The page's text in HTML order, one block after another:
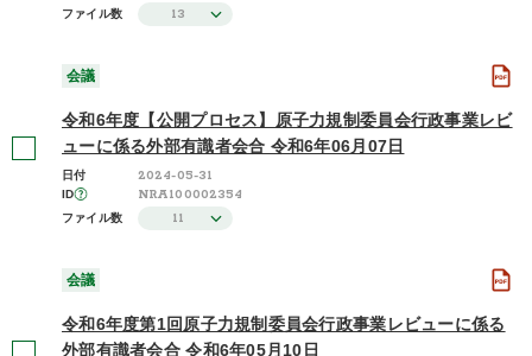
ファイル数 13
会議
令和6年度【公開プロセス】原子力規制委員会行政事業レビ
ューに係る外部有識者会合 令和6年06月07日
日付 2024-05-31
ID NRA100002354
ファイル数 11
会議
令和6年度第1回原子力規制委員会行政事業レビューに係る
外部有識者会合 令和6年05月10日